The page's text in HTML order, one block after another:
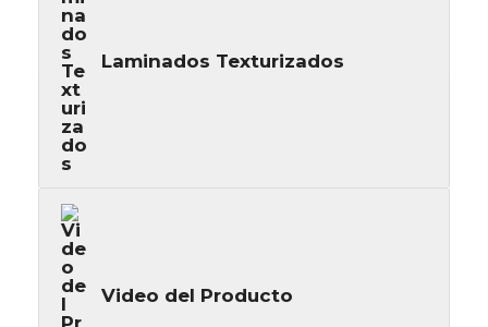
Laminados Texturizados
Video del Producto